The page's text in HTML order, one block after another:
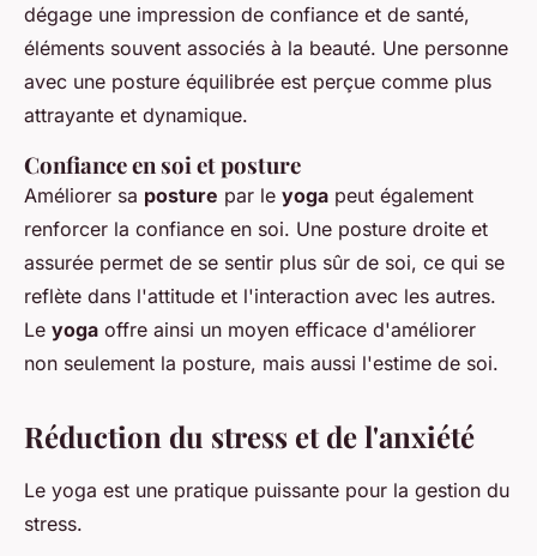
dégage une impression de confiance et de santé,
éléments souvent associés à la beauté. Une personne
avec une posture équilibrée est perçue comme plus
attrayante et dynamique.
Confiance en soi et posture
Améliorer sa posture par le yoga peut également
renforcer la confiance en soi. Une posture droite et
assurée permet de se sentir plus sûr de soi, ce qui se
reflète dans l'attitude et l'interaction avec les autres.
Le yoga offre ainsi un moyen efficace d'améliorer
non seulement la posture, mais aussi l'estime de soi.
Réduction du stress et de l'anxiété
Le yoga est une pratique puissante pour la gestion du
stress.